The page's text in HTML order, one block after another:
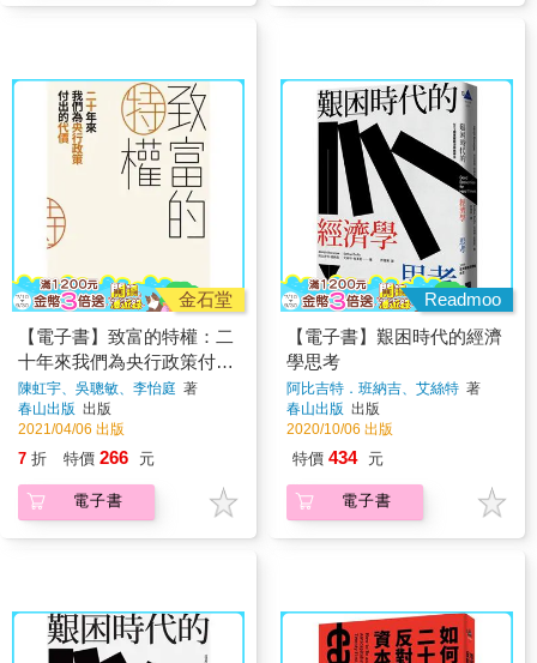
金石堂
【電子書】致富的特權：二
十年來我們為央行政策付出
的代價
陳虹宇、吳聰敏、李怡庭 著
春山出版 出版
2021/04/06 出版
7 折 特價 266 元
電子書
Readmoo
【電子書】艱困時代的經濟
學思考
阿比吉特．班納吉、艾絲特 著
春山出版 出版
2020/10/06 出版
特價 434 元
電子書